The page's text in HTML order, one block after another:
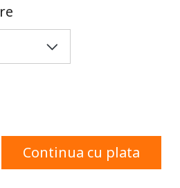
litera speciala
cu noi pentru a primi toate
Continua cu plata